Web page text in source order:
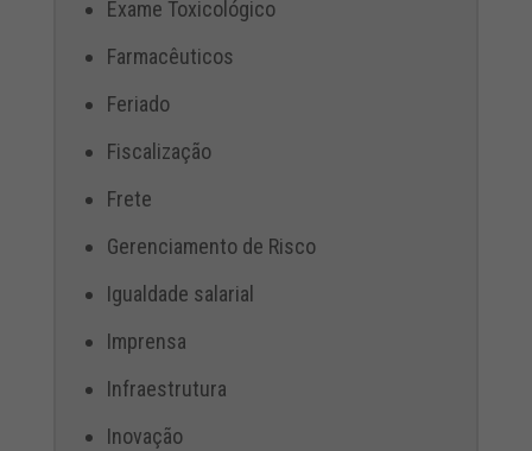
Exame Toxicológico
Farmacêuticos
Feriado
Fiscalização
Frete
Gerenciamento de Risco
Igualdade salarial
Imprensa
Infraestrutura
Inovação